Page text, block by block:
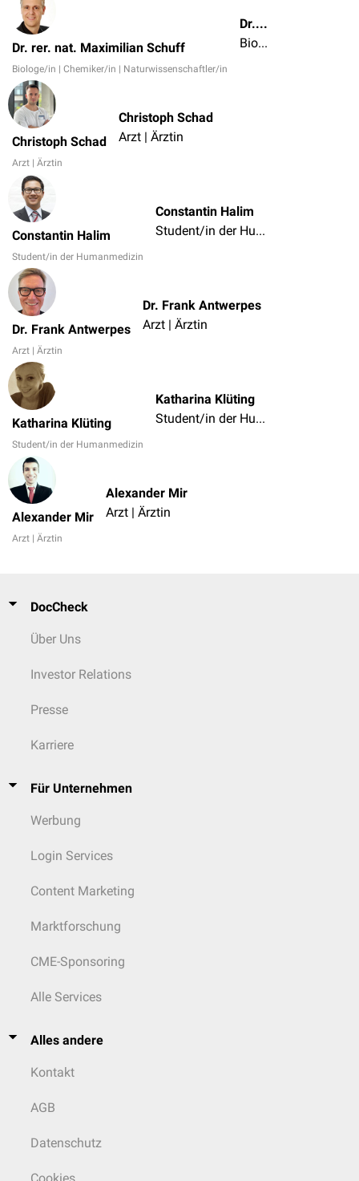
Dr. rer. nat. Maximilian Schuff
Biologe/in | Chemiker/in | Naturwissenschaftler/in
Dr. rer. nat. Maximilian Schuff
Biologe/in | Chemiker/in | Naturwissenschaftler/in
Christoph Schad
Arzt | Ärztin
Christoph Schad
Arzt | Ärztin
Constantin Halim
Student/in der Humanmedizin
Constantin Halim
Student/in der Humanmedizin
Dr. Frank Antwerpes
Arzt | Ärztin
Dr. Frank Antwerpes
Arzt | Ärztin
Katharina Klüting
Student/in der Humanmedizin
Katharina Klüting
Student/in der Humanmedizin
Alexander Mir
Arzt | Ärztin
Alexander Mir
Arzt | Ärztin
DocCheck
Über Uns
Investor Relations
Presse
Karriere
Für Unternehmen
Werbung
Login Services
Content Marketing
Marktforschung
CME-Sponsoring
Alle Services
Alles andere
Kontakt
AGB
Datenschutz